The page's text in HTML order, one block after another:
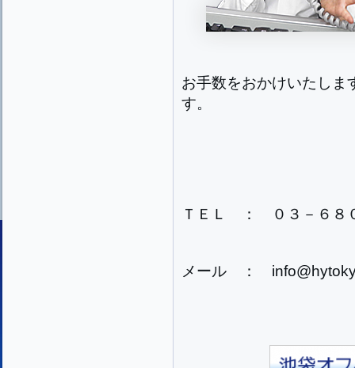
お手数をおかけいたしま
す。
ＴＥＬ ： ０３－６８
メール ：